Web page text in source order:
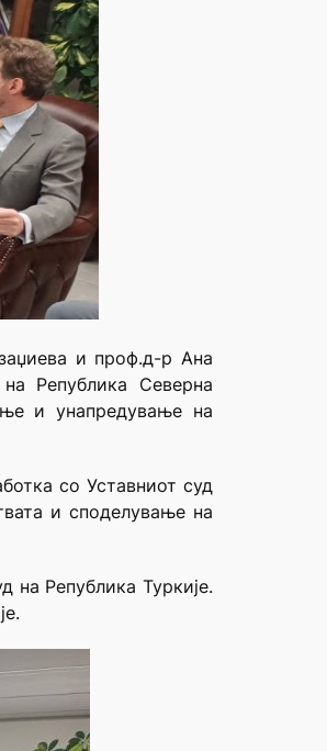
и проф.д-р Ана
Република Северна
и унапредување на
со Уставниот суд
и споделување на
на Република Туркије.